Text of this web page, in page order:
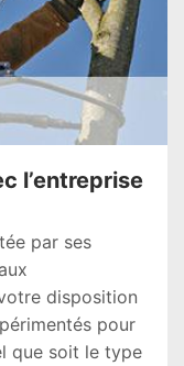
l’entreprise
par ses
disposition
pour
que soit le type